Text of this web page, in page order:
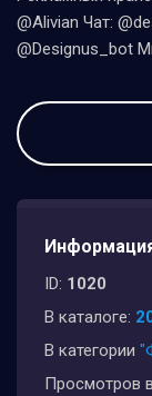
@Alivian Чат:
@Designus_bot
ID: 1020
В каталоге:
В категории
Просмотров